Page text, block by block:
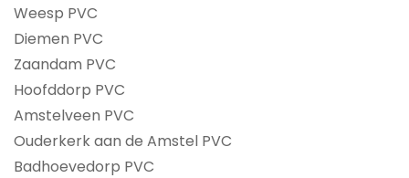
Weesp PVC
Diemen PVC
Zaandam PVC
Hoofddorp PVC
Amstelveen PVC
Ouderkerk aan de Amstel PVC
Badhoevedorp PVC